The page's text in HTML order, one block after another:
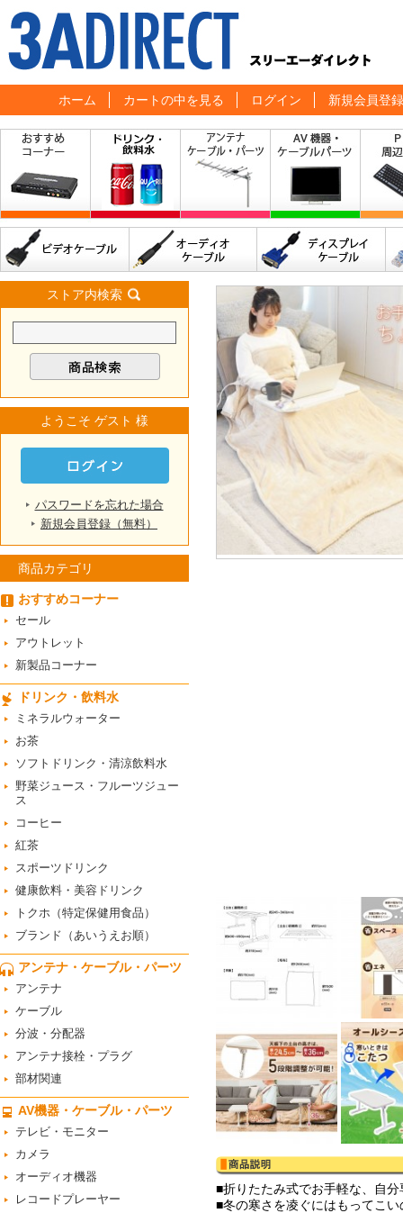
ホーム カートの中を見る ログイン 新規会員登録
ストア内検索
ようこそ ゲスト 様
パスワードを忘れた場合
新規会員登録（無料）
商品カテゴリ
おすすめコーナー
セール
アウトレット
新製品コーナー
ドリンク・飲料水
ミネラルウォーター
お茶
ソフトドリンク・清涼飲料水
野菜ジュース・フルーツジュー
ス
コーヒー
紅茶
スポーツドリンク
健康飲料・美容ドリンク
トクホ（特定保健用食品）
ブランド（あいうえお順）
アンテナ・ケーブル・パーツ
アンテナ
ケーブル
分波・分配器
アンテナ接栓・プラグ
部材関連
AV機器・ケーブル・パーツ
テレビ・モニター
カメラ
オーディオ機器
レコードプレーヤー
■折りたたみ式でお手軽な、自分
■冬の寒さを凌ぐにはもってこ